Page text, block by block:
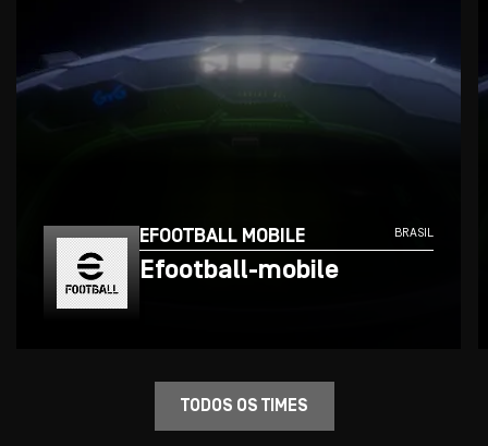
EFOOTBALL MOBILE BRASIL
Efootball-mobile
TODOS OS TIMES